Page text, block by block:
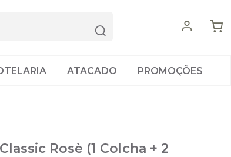
ATACADO PROMOÇÕES
Rosè (1 Colcha + 2